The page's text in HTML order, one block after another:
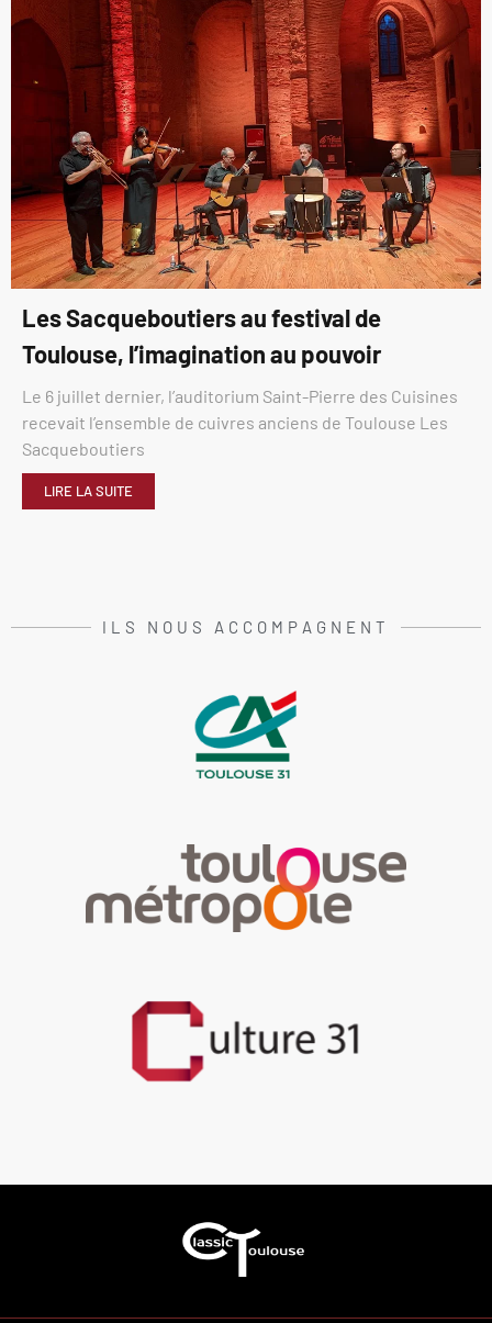
Les Sacqueboutiers au festival de
Toulouse, l’imagination au pouvoir
Le 6 juillet dernier, l’auditorium Saint-Pierre des Cuisines
recevait l’ensemble de cuivres anciens de Toulouse Les
Sacqueboutiers
LIRE LA SUITE
ILS NOUS ACCOMPAGNENT